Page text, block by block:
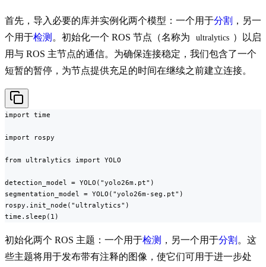
首先，导入必要的库并实例化两个模型：一个用于分割 ，另一
个用于检测 。初始化一个 ROS 节点（名称为 ultralytics ）以启
用与 ROS 主节点的通信。为确保连接稳定，我们包含了一个
短暂的暂停，为节点提供充足的时间在继续之前建立连接。
import time
import rospy
from ultralytics import YOLO
detection_model = YOLO("yolo26m.pt")
segmentation_model = YOLO("yolo26m-seg.pt")
rospy.init_node("ultralytics")
time.sleep(1)
初始化两个 ROS 主题：一个用于检测 ，另一个用于分割 。这
些主题将用于发布带有注释的图像，使它们可用于进一步处